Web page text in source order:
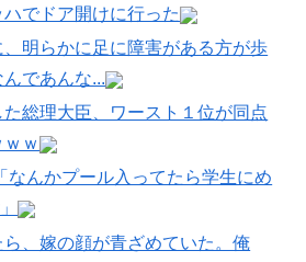
でドア開けに行った
明らかに足に障害がある方が歩
であんな...
た総理大臣、ワースト１位が同点
ｗ
なんかプール入ってたら学生にめ
、嫁の顔が青ざめていた。俺